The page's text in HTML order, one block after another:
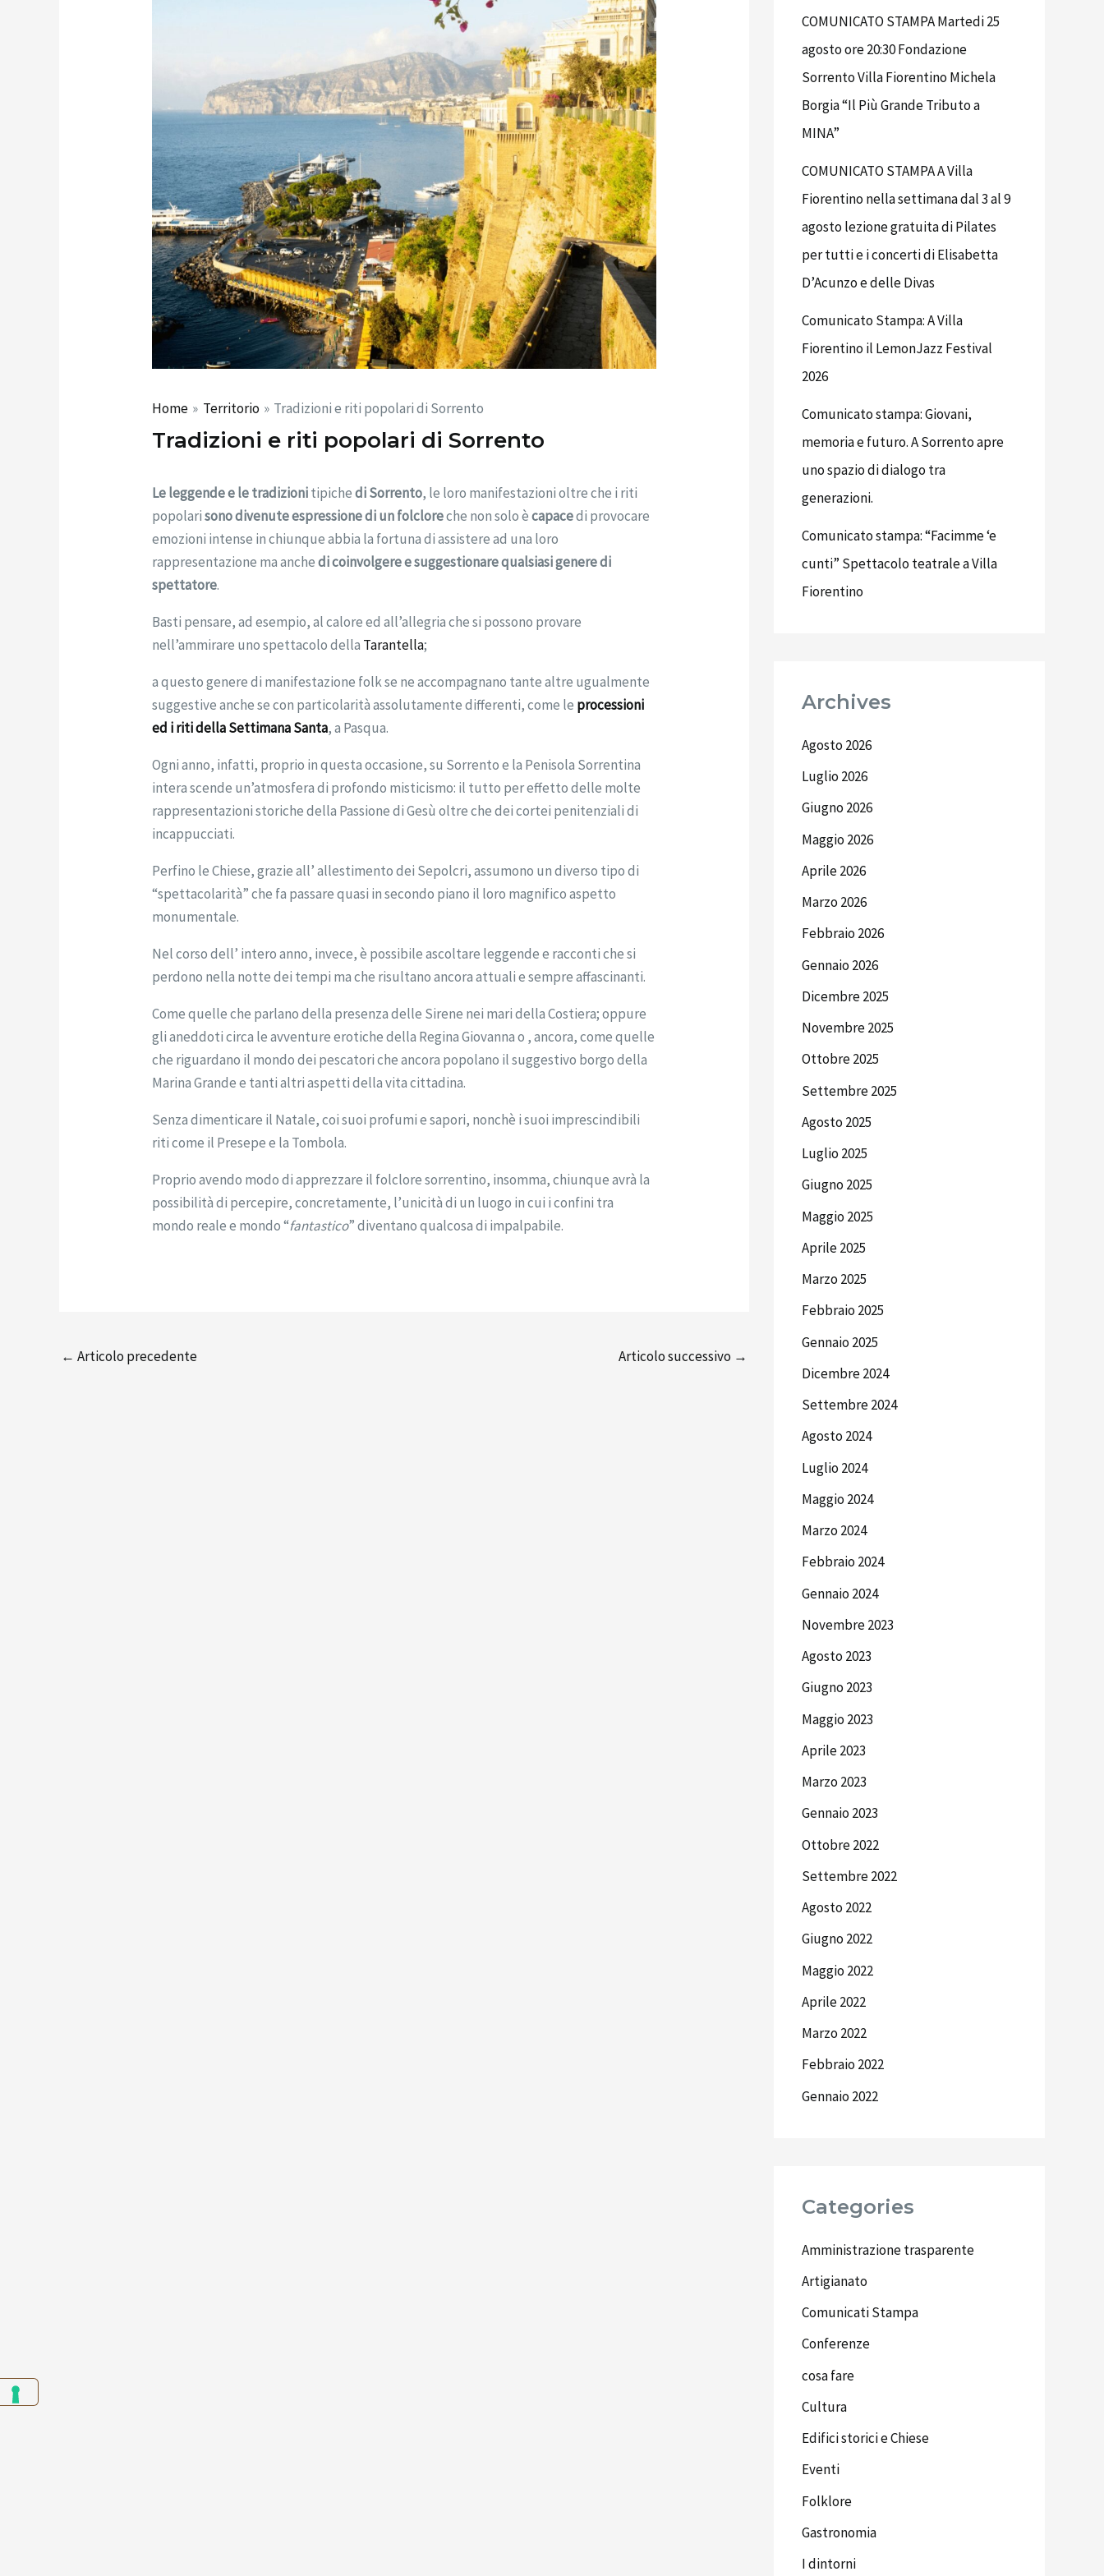
Home Territorio Tradizioni e riti popolari di Sorrento
Tradizioni e riti popolari di Sorrento
Le leggende e le tradizionitipichedi Sorrento, le loro manifestazioni oltre che i riti
popolarisono divenute espressione di un folcloreche non solo ècapacedi provocare
emozioni intense in chiunque abbia la fortuna di assistere ad una loro
rappresentazione ma anchedi coinvolgere e suggestionare qualsiasi genere di
spettatore.
Basti pensare, ad esempio, al calore ed all’allegria che si possono provare
nell’ammirare uno spettacolo della Tarantella;
a questo genere di manifestazione folk se ne accompagnano tante altre ugualmente
suggestive anche se con particolarità assolutamente differenti, come le processioni
ed i riti della Settimana Santa, a Pasqua.
Ogni anno, infatti, proprio in questa occasione, su Sorrento e la Penisola Sorrentina
intera scende un’atmosfera di profondo misticismo: il tutto per effetto delle molte
rappresentazioni storiche della Passione di Gesù oltre che dei cortei penitenziali di
incappucciati.
Perfino le Chiese, grazie all’ allestimento dei Sepolcri, assumono un diverso tipo di
“spettacolarità” che fa passare quasi in secondo piano il loro magnifico aspetto
monumentale.
Nel corso dell’ intero anno, invece, è possibile ascoltare leggende e racconti che si
perdono nella notte dei tempi ma che risultano ancora attuali e sempre affascinanti.
Come quelle che parlano della presenza delle Sirene nei mari della Costiera; oppure
gli aneddoti circa le avventure erotiche della Regina Giovanna o , ancora, come quelle
che riguardano il mondo dei pescatori che ancora popolano il suggestivo borgo della
Marina Grande e tanti altri aspetti della vita cittadina.
Senza dimenticare il Natale, coi suoi profumi e sapori, nonchè i suoi imprescindibili
riti come il Presepe e la Tombola.
Proprio avendo modo di apprezzare il folclore sorrentino, insomma, chiunque avrà la
possibilità di percepire, concretamente, l’unicità di un luogo in cui i confini tra
mondo reale e mondo “fantastico” diventano qualcosa di impalpabile.
← Articolo precedente Articolo successivo →
COMUNICATO STAMPA Martedi 25
agosto ore 20:30 Fondazione
Sorrento Villa Fiorentino Michela
Borgia “Il Più Grande Tributo a
MINA”
COMUNICATO STAMPA A Villa
Fiorentino nella settimana dal 3 al 9
agosto lezione gratuita di Pilates
per tutti e i concerti di Elisabetta
D’Acunzo e delle Divas
Comunicato Stampa: A Villa
Fiorentino il LemonJazz Festival
2026
Comunicato stampa: Giovani,
memoria e futuro. A Sorrento apre
uno spazio di dialogo tra
generazioni.
Comunicato stampa: “Facimme ‘e
cunti” Spettacolo teatrale a Villa
Fiorentino
Archives
Agosto 2026
Luglio 2026
Giugno 2026
Maggio 2026
Aprile 2026
Marzo 2026
Febbraio 2026
Gennaio 2026
Dicembre 2025
Novembre 2025
Ottobre 2025
Settembre 2025
Agosto 2025
Luglio 2025
Giugno 2025
Maggio 2025
Aprile 2025
Marzo 2025
Febbraio 2025
Gennaio 2025
Dicembre 2024
Settembre 2024
Agosto 2024
Luglio 2024
Maggio 2024
Marzo 2024
Febbraio 2024
Gennaio 2024
Novembre 2023
Agosto 2023
Giugno 2023
Maggio 2023
Aprile 2023
Marzo 2023
Gennaio 2023
Ottobre 2022
Settembre 2022
Agosto 2022
Giugno 2022
Maggio 2022
Aprile 2022
Marzo 2022
Febbraio 2022
Gennaio 2022
Categories
Amministrazione trasparente
Artigianato
Comunicati Stampa
Conferenze
cosa fare
Cultura
Edifici storici e Chiese
Eventi
Folklore
Gastronomia
I dintorni